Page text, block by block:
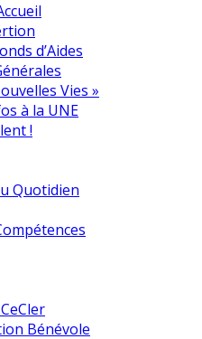
d’Aides
Vies »
à la UNE
!
Quotidien
Bénévole